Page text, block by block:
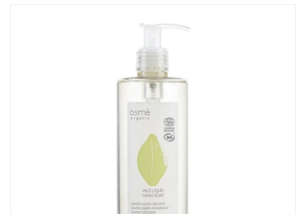

Alimentaire & jetable